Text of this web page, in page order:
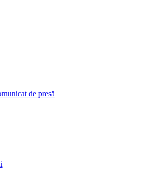
de presă